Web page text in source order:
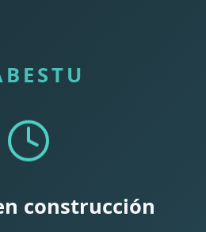
construcción